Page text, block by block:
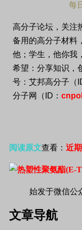
每
高分子论坛，关注
备用的高分子材料
他；学生，他你我
希望：分享知识，
号：艾邦高分子（
分子网（ ID ：
阅读原文查看： 近
始发于微信公
文章导航